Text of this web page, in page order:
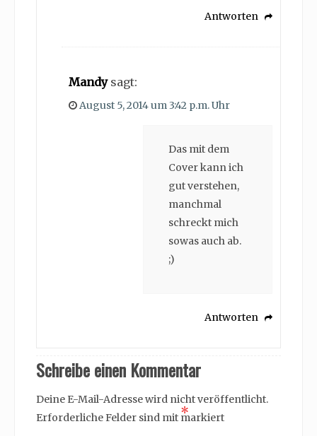
Antworten
Mandy sagt:
August 5, 2014 um 3:42 p.m. Uhr
Das mit dem
Cover kann ich
gut verstehen,
manchmal
schreckt mich
sowas auch ab.
;)
Antworten
Schreibe einen Kommentar
Deine E-Mail-Adresse wird nicht veröffentlicht.
Erforderliche Felder sind mit *
markiert